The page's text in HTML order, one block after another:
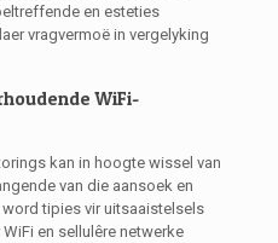
en esteties
vragvermoë in vergelyking
WiFi-
kan in hoogte wissel van
van die aansoek en
tipies vir uitsaaistelsels
en sellulêre netwerke